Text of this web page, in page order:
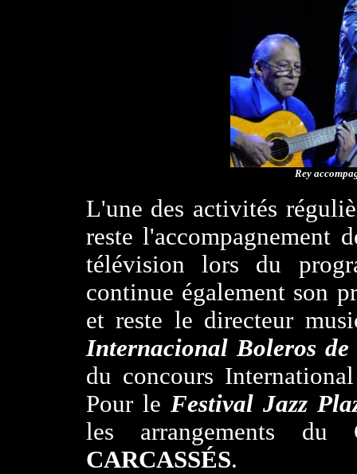
Rey
L'une des activités
reste l'accompagnement
télévision lors du
continue également son
et reste le directeur
Internacional Boleros de
du concours
Pour le Festival Jazz
les arrangements
CARCASSÉS.